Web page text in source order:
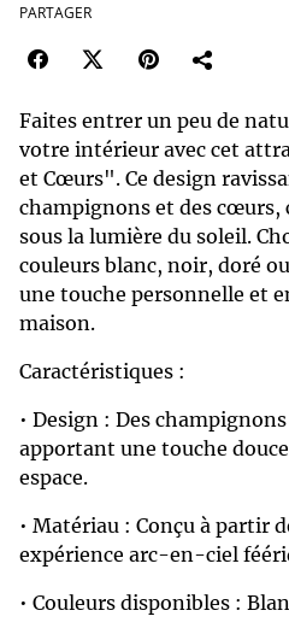
PARTAGER
Faites entrer un peu de
votre intérieur avec cet
et Cœurs". Ce design
champignons et des cœurs,
sous la lumière du soleil.
couleurs blanc, noir, doré
une touche personnelle et
maison.
Caractéristiques :
• Design : Des
apportant une touche
espace.
• Matériau : Conçu à partir
expérience arc-en-ciel
• Couleurs disponibles :